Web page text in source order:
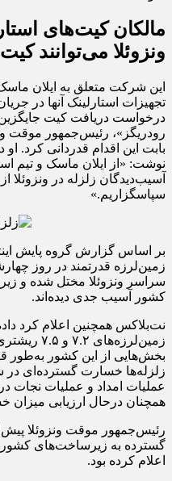
مالکان کیت‌های
ونزوئلا می‌توانند
این شرکت متعلق به ایلان
تجهیزات استارلینک آنها در
درخواست دریافت کیت
رودریگز»، رئیس‌جمهور موقت
نوشت: «از ایلان ماسک و تیم
آسیب‌دیدگان زلزله در ونزوئلا
سپاسگزاریم.»
زمین‌لرزه قدرتمند در روز
سراسر ونزوئلا مختل شده و
کشور آسیب جدی دیده‌اند.
نت‌بلاکس همچنین اعلام کرد
بخش‌هایی از این کشور به‌طور
زلزله‌ها خسارت گسترده‌ای در
عملیات امداد و عملیات نجات
همچنان درحال ارزیابی میزان
رئیس‌جمهور موقت ونزوئلا
گسترده به زیرساخت‌های
اعلام کرده بود.